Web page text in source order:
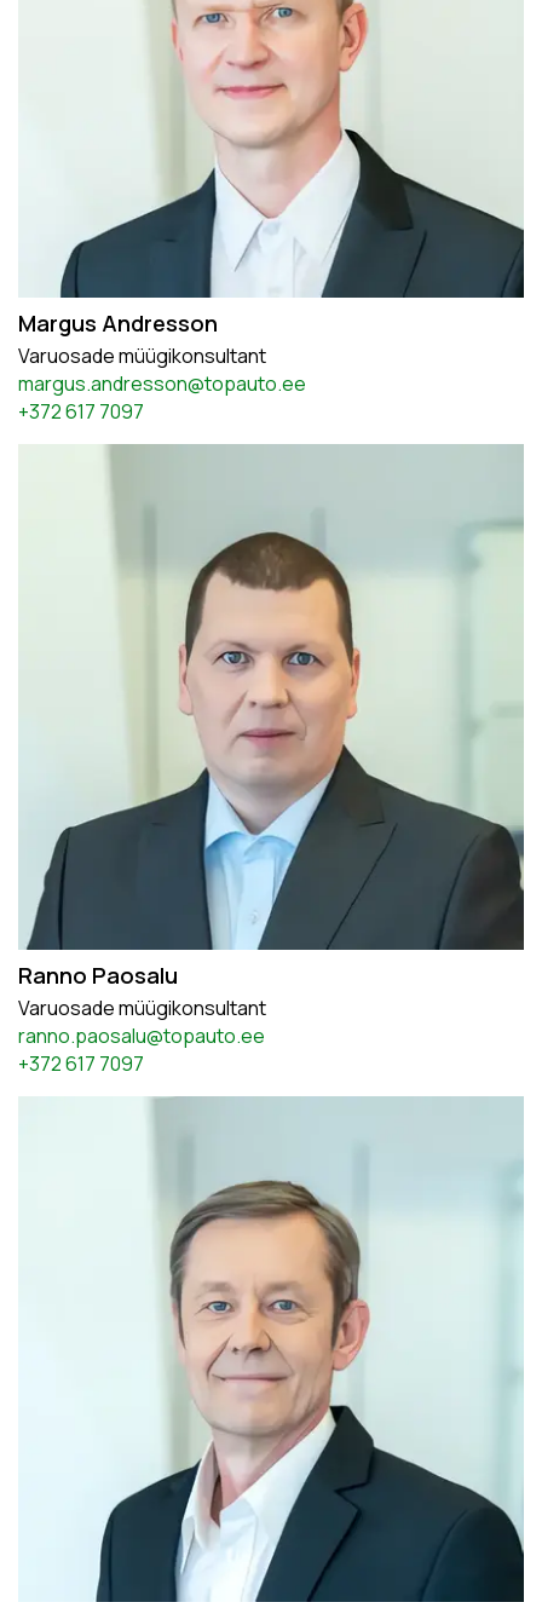
Margus Andresson
Varuosade müügikonsultant
margus.andresson@topauto.ee
+372 617 7097
Ranno Paosalu
Varuosade müügikonsultant
ranno.paosalu@topauto.ee
+372 617 7097